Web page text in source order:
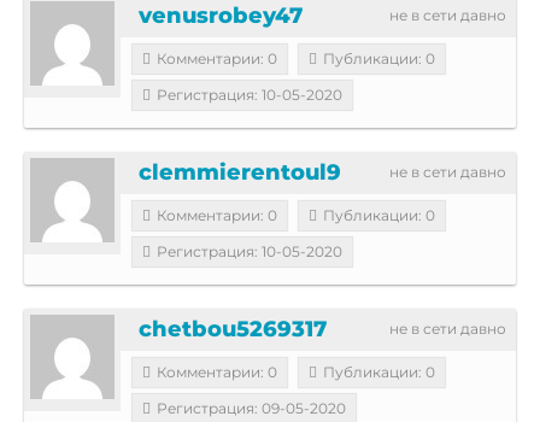
не в сети давно
venusrobey47
Комментарии: 0
Публикации: 0
Регистрация: 10-05-2020
не в сети давно
clemmierentoul9
Комментарии: 0
Публикации: 0
Регистрация: 10-05-2020
не в сети давно
chetbou5269317
Комментарии: 0
Публикации: 0
Регистрация: 09-05-2020